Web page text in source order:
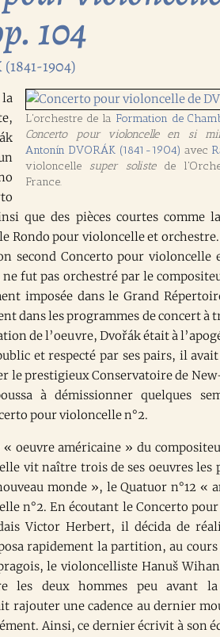
104
1904)
L'orchestre de la Formation de
Concerto pour violoncelle en si
Antonín DVORÁK (1841-1904) avec
violoncelle super solistede
France.
que des pièces courtes comme
Rondo pour violoncelle et
second Concerto pour violoncelle
fut pas orchestré par le
imposée dans le Grand
dans les programmes de concert à
de l’oeuvre, Dvořák était à
et respecté par ses pairs, il
le prestigieux Conservatoire de
à démissionner quelques
pour violoncelle n°2.
« oeuvre américaine » du
vit naître trois de ses oeuvres les
monde », le Quatuor n°12 «
n°2. En écoutant le Concerto
Victor Herbert, il décida de
rapidement la partition, au cours
le violoncelliste Hanuš
les deux hommes peu avant
rajouter une cadence au dernier
Ainsi, ce dernier écrivit à son